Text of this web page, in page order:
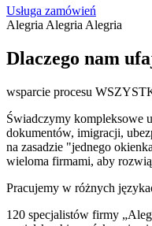
Usługa zamówień
Alegria Alegria Alegria
Dlaczego nam
wsparcie procesu
Świadczymy kompleksowe
dokumentów, imigracji,
na zasadzie "jednego
wieloma firmami, aby
Pracujemy w różnych
120 specjalistów firmy